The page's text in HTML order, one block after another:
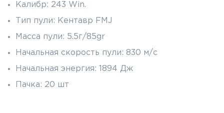
Калибр: 243 Win.
Тип пули: Кентавр FMJ
Масса пули: 5.5г/85gr
Начальная скорость пули: 830 м/с
Начальная энергия: 1894 Дж
Пачка: 20 шт